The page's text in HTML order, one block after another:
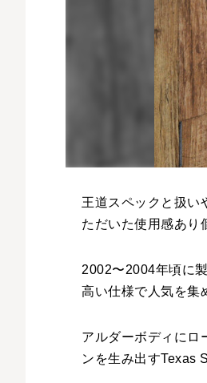
王道スペックと扱い
ただいた使用感あり
2002〜2004年頃に
高い仕様で人気を集
アルダーボディにロ
ンを生み出すTexas